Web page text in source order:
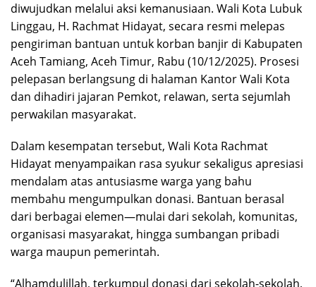
diwujudkan melalui aksi kemanusiaan. Wali Kota Lubuk
Linggau, H. Rachmat Hidayat, secara resmi melepas
pengiriman bantuan untuk korban banjir di Kabupaten
Aceh Tamiang, Aceh Timur, Rabu (10/12/2025). Prosesi
pelepasan berlangsung di halaman Kantor Wali Kota
dan dihadiri jajaran Pemkot, relawan, serta sejumlah
perwakilan masyarakat.
Dalam kesempatan tersebut, Wali Kota Rachmat
Hidayat menyampaikan rasa syukur sekaligus apresiasi
mendalam atas antusiasme warga yang bahu
membahu mengumpulkan donasi. Bantuan berasal
dari berbagai elemen—mulai dari sekolah, komunitas,
organisasi masyarakat, hingga sumbangan pribadi
warga maupun pemerintah.
“Alhamdulillah, terkumpul donasi dari sekolah-sekolah,